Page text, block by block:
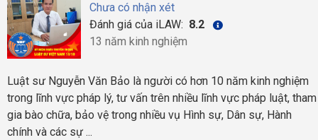
Chưa có nhận xét
Đánh giá của iLAW: 8.2
13 năm kinh nghiệm
Luật sư Nguyễn Văn Bảo là người có hơn 10 năm kinh nghiệm
trong lĩnh vực pháp lý, tư vấn trên nhiều lĩnh vực pháp luật, tham
gia bào chữa, bảo vệ trong nhiều vụ Hình sự, Dân sự, Hành
chính và các sự ...